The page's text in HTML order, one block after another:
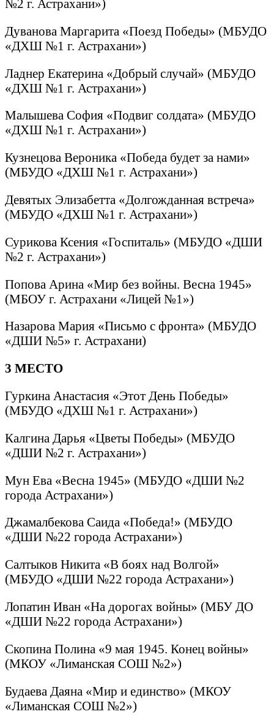
№2 г. Астрахани»)
Дуванова Маргарита «Поезд Победы» (МБУДО
«ДХШ №1 г. Астрахани»)
Ладнер Екатерина «Добрый случай» (МБУДО
«ДХШ №1 г. Астрахани»)
Малышева София «Подвиг солдата» (МБУДО
«ДХШ №1 г. Астрахани»)
Кузнецова Вероника «Победа будет за нами»
(МБУДО «ДХШ №1 г. Астрахани»)
Девятых Элизабетта «Долгожданная встреча»
(МБУДО «ДХШ №1 г. Астрахани»)
Сурикова Ксения «Госпиталь» (МБУДО «ДШИ
№2 г. Астрахани»)
Попова Арина «Мир без войны. Весна 1945»
(МБОУ г. Астрахани «Лицей №1»)
Назарова Мария «Письмо с фронта» (МБУДО
«ДШИ №5» г. Астрахани)
3 МЕСТО
Гуркина Анастасия «Этот День Победы»
(МБУДО «ДХШ №1 г. Астрахани»)
Калгина Дарья «Цветы Победы» (МБУДО
«ДШИ №2 г. Астрахани»)
Мун Ева «Весна 1945» (МБУДО «ДШИ №2
города Астрахани»)
Джамалбекова Саида «Победа!» (МБУДО
«ДШИ №22 города Астрахани»)
Салтыков Никита «В боях над Волгой»
(МБУДО «ДШИ №22 города Астрахани»)
Лопатин Иван «На дорогах войны» (МБУ ДО
«ДШИ №22 города Астрахани»)
Скопина Полина «9 мая 1945. Конец войны»
(МКОУ «Лиманская СОШ №2»)
Будаева Даяна «Мир и единство» (МКОУ
«Лиманская СОШ №2»)